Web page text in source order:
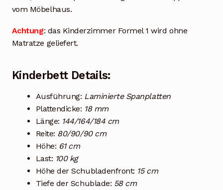
vom Möbelhaus.
Achtung: das Kinderzimmer Formel 1 wird ohne
Matratze geliefert.
Kinderbett Details:
Ausführung: Laminierte Spanplatten
Plattendicke: 18 mm
Länge: 144/164/184 cm
Reite: 80/90/90 cm
Höhe: 61 cm
Last: 100 kg
Höhe der Schubladenfront: 15 cm
Tiefe der Schublade: 58 cm